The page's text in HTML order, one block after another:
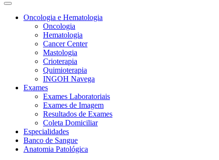
Oncologia e Hematologia
Oncologia
Hematologia
Cancer Center
Mastologia
Crioterapia
Quimioterapia
INGOH Navega
Exames
Exames Laboratoriais
Exames de Imagem
Resultados de Exames
Coleta Domiciliar
Especialidades
Banco de Sangue
Anatomia Patológica